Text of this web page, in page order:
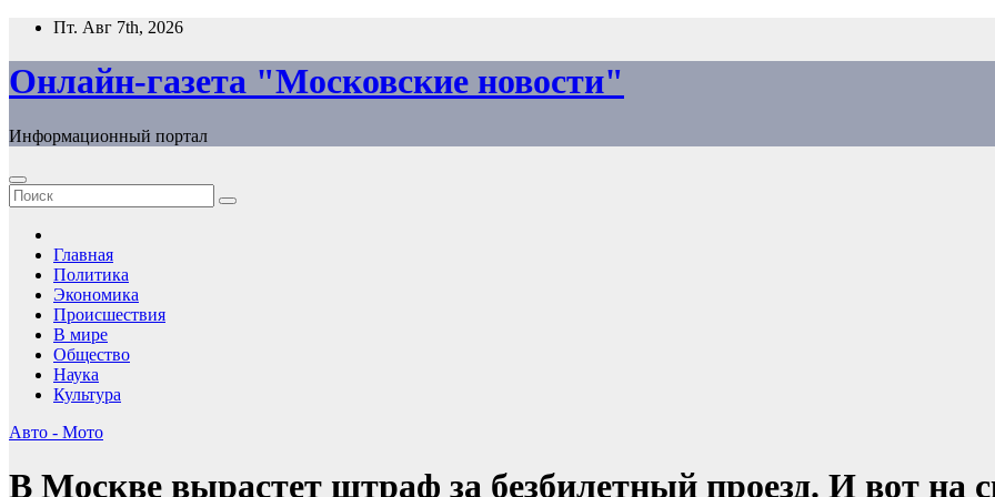
Перейти
содержимому
Пт. Авг 7th, 2026
Онлайн-газета "Московские новости"
Информационный портал
Главная
Политика
Экономика
Происшествия
В мире
Общество
Наука
Культура
Авто - Мото
В Москве вырастет штраф за безбилетный проезд. И вот на